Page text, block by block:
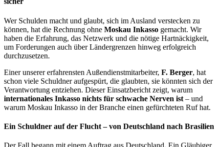
Wer Schulden macht und glaubt, sich im Ausland verstecken zu
können, hat die Rechnung ohne Moskau Inkasso gemacht. Wir
haben die Erfahrung, das Netzwerk und die nötige Hartnäckigkeit,
um Forderungen auch über Ländergrenzen hinweg erfolgreich
durchzusetzen.
Einer unserer erfahrensten Außendienstmitarbeiter, F. Berger, hat
schon viele Schuldner aufgespürt, die glaubten, sie könnten sich der
Verantwortung entziehen. Dieser Einsatzbericht zeigt, warum
internationales Inkasso nichts für schwache Nerven ist – und
warum Moskau Inkasso in der Branche einen gefürchteten Ruf hat.
Ein Schuldner auf der Flucht – von Deutschland nach Brasilien